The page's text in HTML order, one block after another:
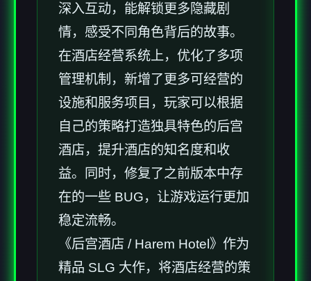
深入互动，能解锁更多隐藏剧
情，感受不同角色背后的故事。
在酒店经营系统上，优化了多项
管理机制，新增了更多可经营的
设施和服务项目，玩家可以根据
自己的策略打造独具特色的后宫
酒店，提升酒店的知名度和收
益。同时，修复了之前版本中存
在的一些 BUG，让游戏运行更加
稳定流畅。
《后宫酒店 / Harem Hotel》作为
精品 SLG 大作，将酒店经营的策